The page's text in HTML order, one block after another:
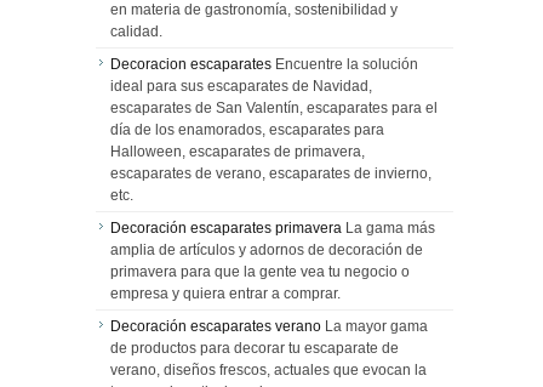
en materia de gastronomía, sostenibilidad y
calidad.
Decoracion escaparates Encuentre la solución
ideal para sus escaparates de Navidad,
escaparates de San Valentín, escaparates para el
día de los enamorados, escaparates para
Halloween, escaparates de primavera,
escaparates de verano, escaparates de invierno,
etc.
Decoración escaparates primavera La gama más
amplia de artículos y adornos de decoración de
primavera para que la gente vea tu negocio o
empresa y quiera entrar a comprar.
Decoración escaparates verano La mayor gama
de productos para decorar tu escaparate de
verano, diseños frescos, actuales que evocan la